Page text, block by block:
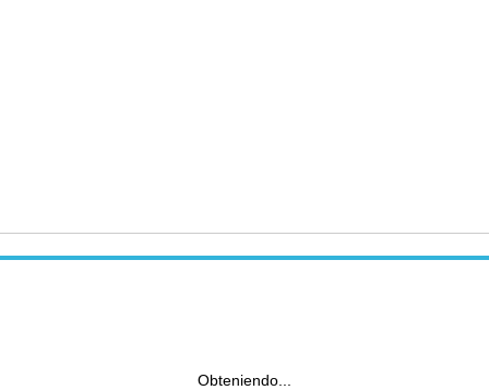
Obteniendo...